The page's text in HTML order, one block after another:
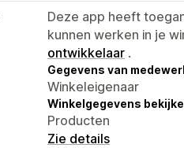
Deze app heeft
kunnen werken in je
ontwikkelaar .
Gegevens van
Winkeleigenaar
Winkelgegevens
Producten
Zie details